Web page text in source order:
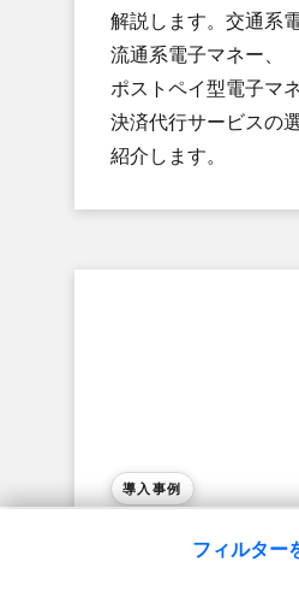
はじめ
フィルター
解説します。​交通系
流通系電子マネー、​
ポストペイ型電子マ
決済代行サービスの​
紹介します。
導入事例
WAGYU SUKIYAKI